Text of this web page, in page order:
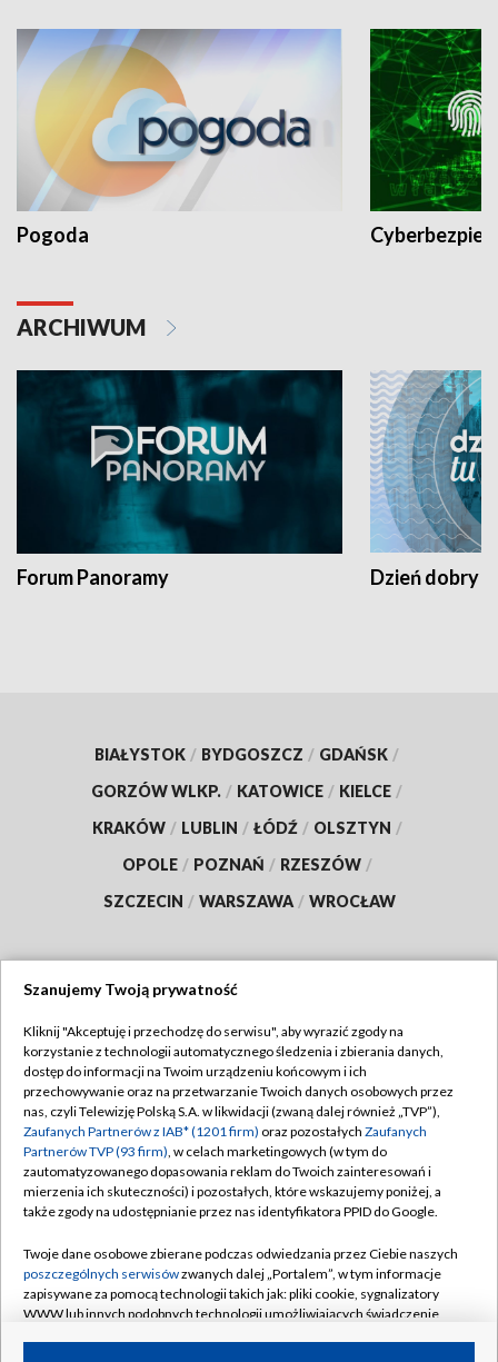
Pogoda
ARCHIWUM
Forum Panoramy Dzień dobry
BIAŁYSTOK / BYDGOSZCZ / GDAŃSK /
GORZÓW WLKP. / KATOWICE / KIELCE /
KRAKÓW / LUBLIN / ŁÓDŹ / OLSZTYN /
OPOLE / POZNAŃ / RZESZÓW /
SZCZECIN / WARSZAWA / WROCŁAW
TVP
Abonament TVP
Emisja w TVP
Centrum informacji TVP
Naziemna Telewizja Cyfrowa
Rada Programowa
System NOS
Informacje o nadawcy
Regulamin TVP
Polityka prywatności
Moje zgody
Pomoc
Kontakt
Kanały
Szanujemy Twoją prywatność
Kliknij "Akceptuję i przechodzę do serwisu", aby wyrazić zgody na
korzystanie z technologii automatycznego śledzenia i zbierania danych,
dostęp do informacji na Twoim urządzeniu końcowym i ich
przechowywanie oraz na przetwarzanie Twoich danych osobowych przez
nas, czyli Telewizję Polską S.A. w likwidacji (zwaną dalej również „TVP”),
Zaufanych Partnerów z IAB* (1201 firm) oraz pozostałych Zaufanych
Partnerów TVP (93 firm), w celach marketingowych (w tym do
zautomatyzowanego dopasowania reklam do Twoich zainteresowań i
mierzenia ich skuteczności) i pozostałych, które wskazujemy poniżej, a
także zgody na udostępnianie przez nas identyfikatora PPID do Google.
Twoje dane osobowe zbierane podczas odwiedzania przez Ciebie naszych
poszczególnych serwisówzwanych dalej „Portalem”, w tym informacje
zapisywane za pomocą technologii takich jak: pliki cookie, sygnalizatory
WWW lub innych podobnych technologii umożliwiających świadczenie